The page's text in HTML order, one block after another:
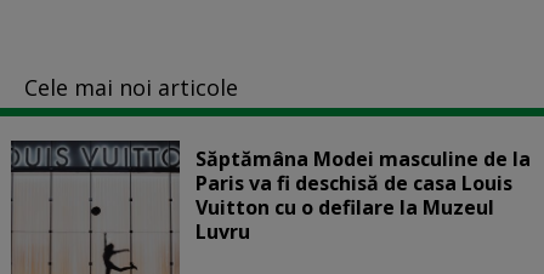
Cele mai noi articole
Săptămâna Modei masculine de la
Paris va fi deschisă de casa Louis
Vuitton cu o defilare la Muzeul
Luvru